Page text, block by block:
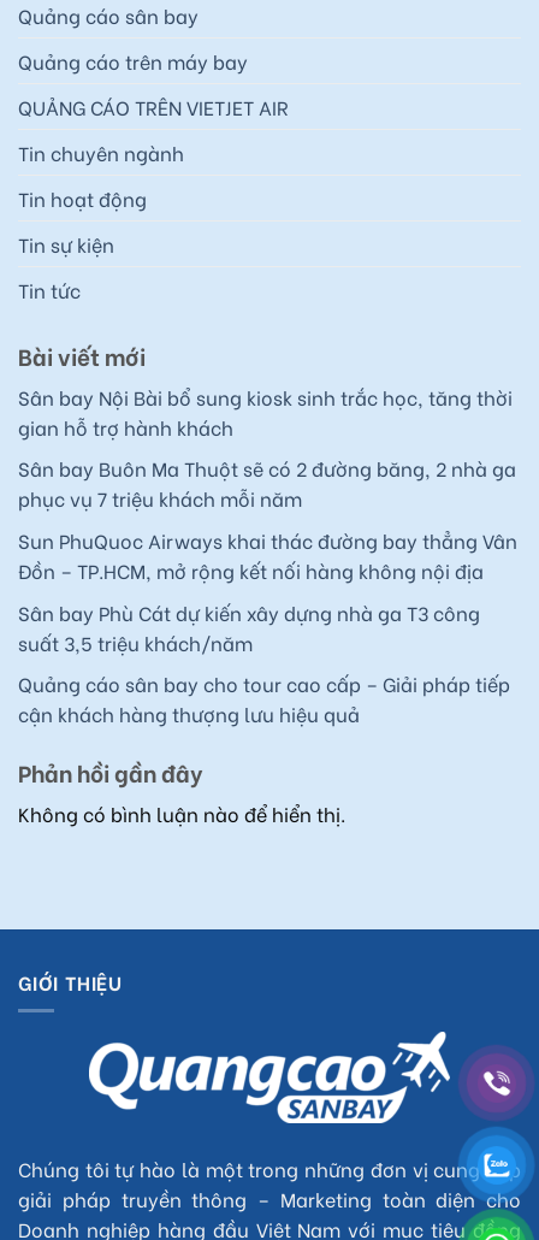
Quảng cáo sân bay
Quảng cáo trên máy bay
QUẢNG CÁO TRÊN VIETJET AIR
Tin chuyên ngành
Tin hoạt động
Tin sự kiện
Tin tức
Bài viết mới
Sân bay Nội Bài bổ sung kiosk sinh trắc học, tăng thời
gian hỗ trợ hành khách
Sân bay Buôn Ma Thuột sẽ có 2 đường băng, 2 nhà ga
phục vụ 7 triệu khách mỗi năm
Sun PhuQuoc Airways khai thác đường bay thẳng Vân
Đồn – TP.HCM, mở rộng kết nối hàng không nội địa
Sân bay Phù Cát dự kiến xây dựng nhà ga T3 công
suất 3,5 triệu khách/năm
Quảng cáo sân bay cho tour cao cấp – Giải pháp tiếp
cận khách hàng thượng lưu hiệu quả
Phản hồi gần đây
Không có bình luận nào để hiển thị.
GIỚI THIỆU
Chúng tôi tự hào là một trong những đơn vị cung cấp
giải pháp truyền thông – Marketing toàn diện cho
Doanh nghiệp hàng đầu Việt Nam với mục tiêu đồng